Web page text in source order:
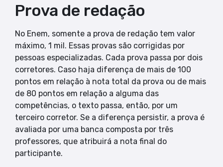
Prova de redação
No Enem, somente a prova de redação tem valor
máximo, 1 mil. Essas provas são corrigidas por
pessoas especializadas. Cada prova passa por dois
corretores. Caso haja diferença de mais de 100
pontos em relação à nota total da prova ou de mais
de 80 pontos em relação a alguma das
competências, o texto passa, então, por um
terceiro corretor. Se a diferença persistir, a prova é
avaliada por uma banca composta por três
professores, que atribuirá a nota final do
participante.